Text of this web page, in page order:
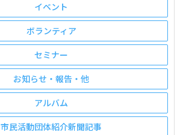
イベント
ボランティア
セミナー
お知らせ・報告・他
アルバム
市民活動団体紹介新聞記事